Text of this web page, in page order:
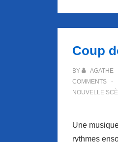
coeur
Elodie
Frégé
Coup
BY AGATHE
COMMENTS
NOUVELLE
Une
rythmes